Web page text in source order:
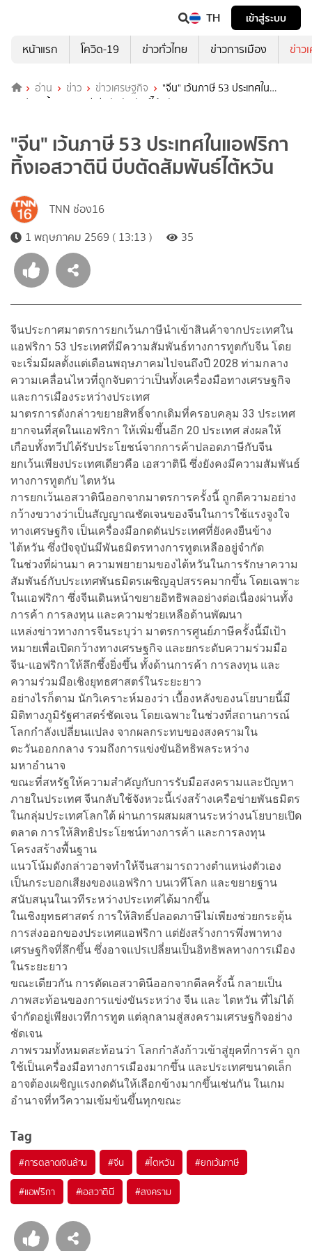
TH
เข้าสู่ระบบ
หน้าแรก
โควิด-19 ข่าวทั่วไทย ข่าวการเมือง ข่าว
อ่าน ข่าว ข่าวเศรษฐกิจ
"จีน" เว้นภาษี 53 ประเทศใน
แอฟริกาทิ้งเอสวาตินี บีบตัดสัมพันธ์ไต้หวัน
"จีน" เว้นภาษี 53 ประเทศในแอฟริกา
ทิ้งเอสวาตินี บีบตัดสัมพันธ์ไต้หวัน
TNN ช่อง16
1 พฤษภาคม 2569 ( 13:13 )
35
จีนประกาศมาตรการยกเว้นภาษีนำเข้าสินค้าจากประเทศใน
แอฟริกา 53 ประเทศที่มีความสัมพันธ์ทางการทูตกับจีน โดย
จะเริ่มมีผลตั้งแต่เดือนพฤษภาคมไปจนถึงปี 2028 ท่ามกลาง
ความเคลื่อนไหวที่ถูกจับตาว่าเป็นทั้งเครื่องมือทางเศรษฐกิจ
และการเมืองระหว่างประเทศ
มาตรการดังกล่าวขยายสิทธิ์จากเดิมที่ครอบคลุม 33 ประเทศ
ยากจนที่สุดในแอฟริกา ให้เพิ่มขึ้นอีก 20 ประเทศ ส่งผลให้
เกือบทั้งทวีปได้รับประโยชน์จากการค้าปลอดภาษีกับจีน
ยกเว้นเพียงประเทศเดียวคือ เอสวาตินี ซึ่งยังคงมีความสัมพันธ์
ทางการทูตกับ ไตหวัน
การยกเว้นเอสวาตินีออกจากมาตรการครั้งนี้ ถูกตีความอย่าง
กว้างขวางว่าเป็นสัญญาณชัดเจนของจีนในการใช้แรงจูงใจ
ทางเศรษฐกิจ เป็นเครื่องมือกดดันประเทศที่ยังคงยืนข้าง
ไต้หวัน ซึ่งปัจจุบันมีพันธมิตรทางการทูตเหลืออยู่จำกัด
ในช่วงที่ผ่านมา ความพยายามของไต้หวันในการรักษาความ
สัมพันธ์กับประเทศพันธมิตรเผชิญอุปสรรคมากขึ้น โดยเฉพาะ
ในแอฟริกา ซึ่งจีนเดินหน้าขยายอิทธิพลอย่างต่อเนื่องผ่านทั้ง
การค้า การลงทุน และความช่วยเหลือด้านพัฒนา
แหล่งข่าวทางการจีนระบุว่า มาตรการศูนย์ภาษีครั้งนี้มีเป้า
หมายเพื่อเปิดกว้างทางเศรษฐกิจ และยกระดับความร่วมมือ
จีน-แอฟริกาให้ลึกซึ้งยิ่งขึ้น ทั้งด้านการค้า การลงทุน และ
ความร่วมมือเชิงยุทธศาสตร์ในระยะยาว
อย่างไรก็ตาม นักวิเคราะห์มองว่า เบื้องหลังของนโยบายนี้มี
มิติทางภูมิรัฐศาสตร์ชัดเจน โดยเฉพาะในช่วงที่สถานการณ์
โลกกำลังเปลี่ยนแปลง จากผลกระทบของสงครามใน
ตะวันออกกลาง รวมถึงการแข่งขันอิทธิพลระหว่าง
มหาอำนาจ
ขณะที่สหรัฐให้ความสำคัญกับการรับมือสงครามและปัญหา
ภายในประเทศ จีนกลับใช้จังหวะนี้เร่งสร้างเครือข่ายพันธมิตร
ในกลุ่มประเทศโลกใต้ ผ่านการผสมผสานระหว่างนโยบายเปิด
ตลาด การให้สิทธิประโยชน์ทางการค้า และการลงทุน
โครงสร้างพื้นฐาน
แนวโน้มดังกล่าวอาจทำให้จีนสามารถวางตำแหน่งตัวเอง
เป็นกระบอกเสียงของแอฟริกา บนเวทีโลก และขยายฐาน
สนับสนุนในเวทีระหว่างประเทศได้มากขึ้น
ในเชิงยุทธศาสตร์ การให้สิทธิ์ปลอดภาษีไม่เพียงช่วยกระตุ้น
การส่งออกของประเทศแอฟริกา แต่ยังสร้างการพึ่งพาทาง
เศรษฐกิจที่ลึกขึ้น ซึ่งอาจแปรเปลี่ยนเป็นอิทธิพลทางการเมือง
ในระยะยาว
ขณะเดียวกัน การตัดเอสวาตินีออกจากดีลครั้งนี้ กลายเป็น
ภาพสะท้อนของการแข่งขันระหว่าง จีน และ ไตหวัน ที่ไม่ได้
จำกัดอยู่เพียงเวทีการทูต แต่ลุกลามสู่สงครามเศรษฐกิจอย่าง
ชัดเจน
ภาพรวมทั้งหมดสะท้อนว่า โลกกำลังก้าวเข้าสู่ยุคที่การค้า ถูก
ใช้เป็นเครื่องมือทางการเมืองมากขึ้น และประเทศขนาดเล็ก
อาจต้องเผชิญแรงกดดันให้เลือกข้างมากขึ้นเช่นกัน ในเกม
อำนาจที่ทวีความเข้มข้นขึ้นทุกขณะ
Tag
#การตลาดเงินล้าน #จีน #ไตหวัน #ยกเว้นภาษี
#แอฟริกา #เอสวาตินี #สงคราม